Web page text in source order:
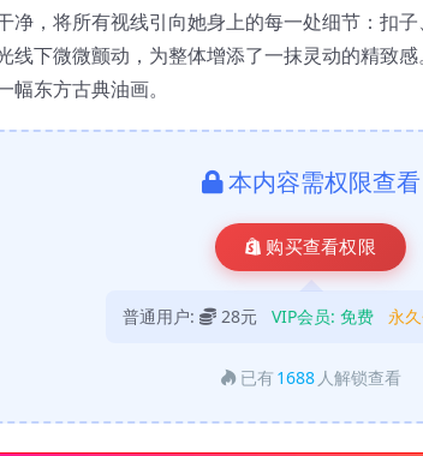
净，将所有视线引向她身上的每一处细节：扣
线下微微颤动，为整体增添了一抹灵动的精致
东方古典油画。
本内容需权限查看
购买查看权限
普通用户: 28元 VIP会员: 免费 永
已有 1688 人解锁查看